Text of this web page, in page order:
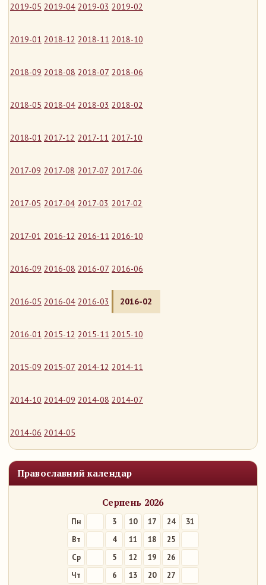
2019-05 2019-04 2019-03 2019-02
2019-01 2018-12 2018-11 2018-10
2018-09 2018-08 2018-07 2018-06
2018-05 2018-04 2018-03 2018-02
2018-01 2017-12 2017-11 2017-10
2017-09 2017-08 2017-07 2017-06
2017-05 2017-04 2017-03 2017-02
2017-01 2016-12 2016-11 2016-10
2016-09 2016-08 2016-07 2016-06
2016-05 2016-04 2016-03 2016-02
2016-01 2015-12 2015-11 2015-10
2015-09 2015-07 2014-12 2014-11
2014-10 2014-09 2014-08 2014-07
2014-06 2014-05
Православний календар
Серпень 2026
Пн 3 10 17 24
31
Вт
4 11 18
25
Ср
5 12 19
26
Чт
6 13 20
27